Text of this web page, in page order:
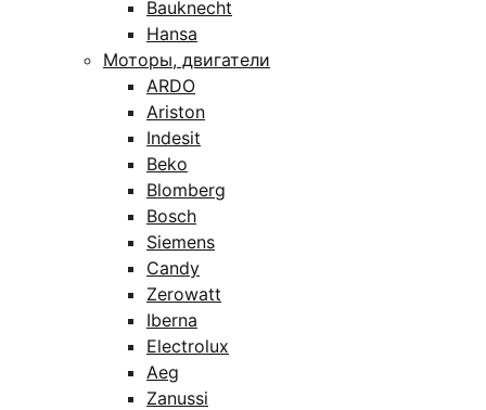
Bauknecht
Hansa
Моторы, двигатели
ARDO
Ariston
Indesit
Beko
Blomberg
Bosch
Siemens
Candy
Zerowatt
Iberna
Electrolux
Aeg
Zanussi